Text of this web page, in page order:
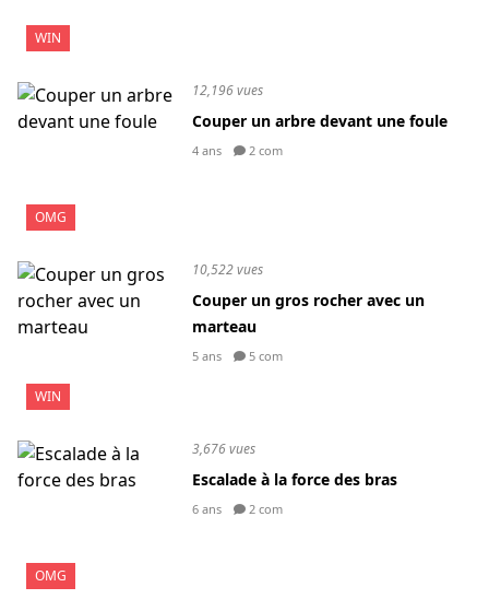
WIN
OMG
12,196 vues
Couper un arbre devant une foule
4 ans 2 com
WIN
10,522 vues
Couper un gros rocher avec un
marteau
5 ans 5 com
OMG
3,676 vues
Escalade à la force des bras
6 ans 2 com